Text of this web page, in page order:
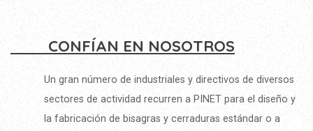
CONFÍAN EN NOSOTROS
Un gran número de industriales y directivos de diversos
sectores de actividad recurren a PINET para el diseño y
la fabricación de bisagras y cerraduras estándar o a